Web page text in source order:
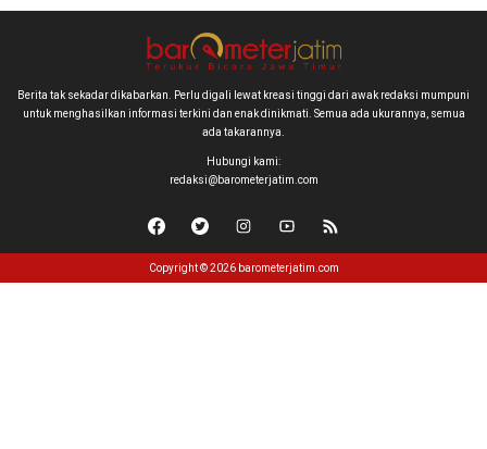
Berita tak sekadar dikabarkan. Perlu digali lewat kreasi tinggi dari awak redaksi mumpuni
untuk menghasilkan informasi terkini dan enak dinikmati. Semua ada ukurannya, semua
ada takarannya.
Hubungi kami:
redaksi@barometerjatim.com
Copyright © 2026 barometerjatim.com